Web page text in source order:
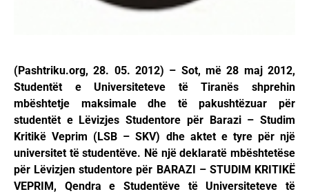
(Pashtriku.org, 28. 05. 2012) – Sot, më 28 maj 2012,
Studentët e Universiteteve të Tiranës shprehin
mbështetje maksimale dhe të pakushtëzuar për
studentët e Lëvizjes Studentore për Barazi – Studim
Kritikë Veprim (LSB – SKV) dhe aktet e tyre për një
universitet të studentëve. Në një deklaratë mbështetëse
për Lëvizjen studentore për BARAZI – STUDIM KRITIKË
VEPRIM, Qendra e Studentëve të Universiteteve të